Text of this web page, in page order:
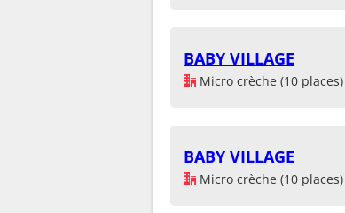
BABY VILLAGE
Micro crèche (10 places)
BABY VILLAGE
Micro crèche (10 places)